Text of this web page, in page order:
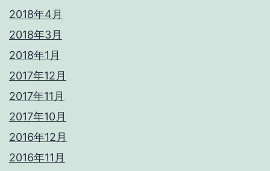
2018年4月
2018年3月
2018年1月
2017年12月
2017年11月
2017年10月
2016年12月
2016年11月